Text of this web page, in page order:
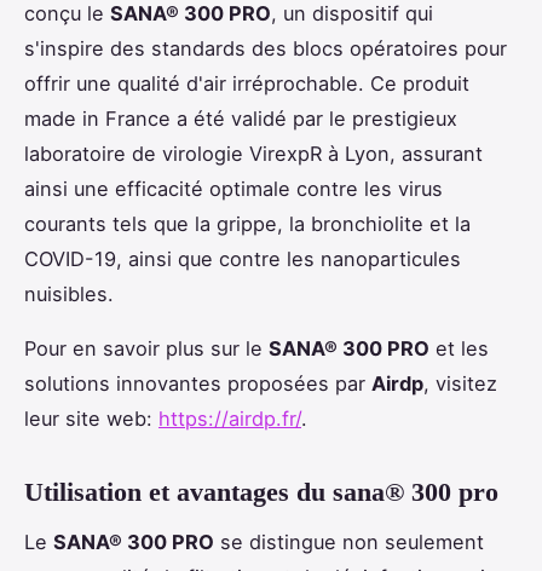
conçu le SANA® 300 PRO, un dispositif qui
s'inspire des standards des blocs opératoires pour
offrir une qualité d'air irréprochable. Ce produit
made in France a été validé par le prestigieux
laboratoire de virologie VirexpR à Lyon, assurant
ainsi une efficacité optimale contre les virus
courants tels que la grippe, la bronchiolite et la
COVID-19, ainsi que contre les nanoparticules
nuisibles.
Pour en savoir plus sur le SANA® 300 PRO et les
solutions innovantes proposées par Airdp, visitez
leur site web: https://airdp.fr/.
Utilisation et avantages du sana® 300 pro
Le SANA® 300 PRO se distingue non seulement